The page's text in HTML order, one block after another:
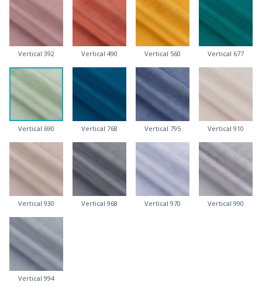
Vertical 392 Vertical 490 Vertical 560 Vertical 677
Vertical 690 Vertical 768 Vertical 795 Vertical 910
Vertical 930 Vertical 968 Vertical 970 Vertical 990
Vertical 994